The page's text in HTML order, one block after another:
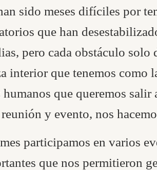
sido meses difíciles por
que han
pero cada obstáculo solo
interior que tenemos como
humanos que queremos salir
reunión y evento, nos
participamos en varios
que nos permitieron